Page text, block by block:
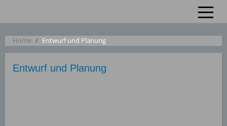
Off-
Home Entwurf und Planung
Entwurf und Planung